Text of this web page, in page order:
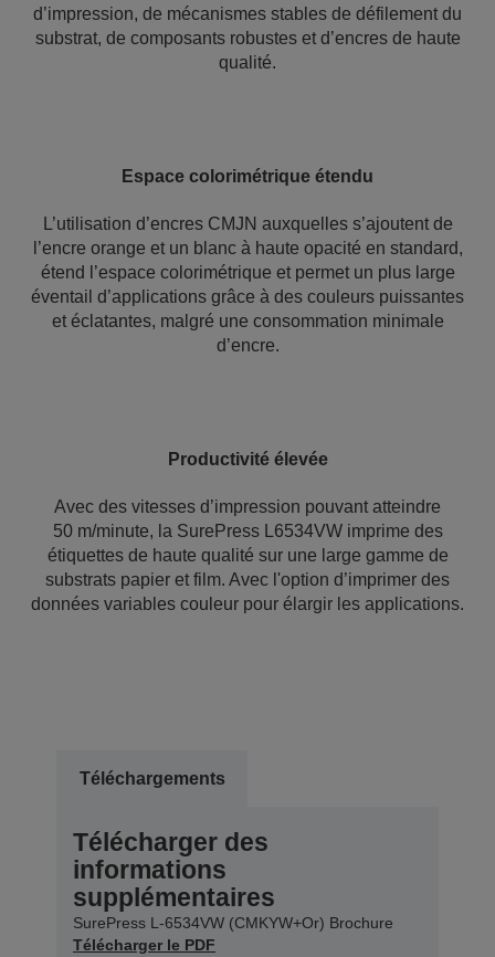
d’impression, de mécanismes stables de défilement du
substrat, de composants robustes et d’encres de haute
qualité.
Espace colorimétrique étendu
L’utilisation d’encres CMJN auxquelles s’ajoutent de
l’encre orange et un blanc à haute opacité en standard,
étend l’espace colorimétrique et permet un plus large
éventail d’applications grâce à des couleurs puissantes
et éclatantes, malgré une consommation minimale
d’encre.
Productivité élevée
Avec des vitesses d’impression pouvant atteindre
50 m/minute, la SurePress L6534VW imprime des
étiquettes de haute qualité sur une large gamme de
substrats papier et film. Avec l'option d’imprimer des
données variables couleur pour élargir les applications.
Téléchargements
Télécharger des
informations
supplémentaires
SurePress L-6534VW (CMKYW+Or) Brochure
Télécharger le PDF